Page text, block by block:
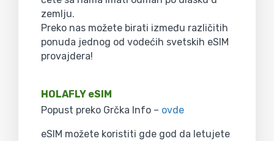
zemlju.
Preko nas možete birati između različitih
ponuda jednog od vodećih svetskih eSIM
provajdera!
HOLAFLY eSIM
Popust preko Grčka Info – ovde
eSIM možete koristiti gde god da letujete